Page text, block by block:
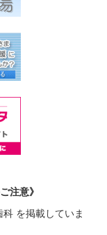
注意》
を掲載していま